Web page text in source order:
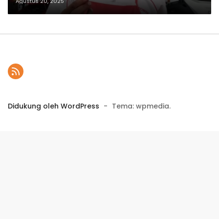
Didukung oleh WordPress - Tema: wpmedia.